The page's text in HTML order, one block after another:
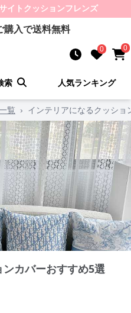
イト クッションフレンズ
購入で送料無料
0 0
索 人気ランキング
覧 › インテリアになるクッショ
カバーおすすめ5選